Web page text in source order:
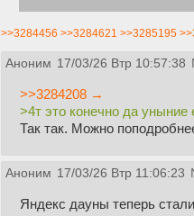
>>3284456 >>3284621 >>3285195
Аноним 17/03/26 Втр 10:57:38
>>3284208 →
>4т это конечно да
Так так. Можно
Аноним 17/03/26 Втр 11:06:23
Яндекс дауны теперь